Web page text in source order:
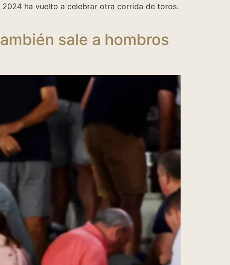
ha vuelto a celebrar otra corrida de toros.
sale a hombros